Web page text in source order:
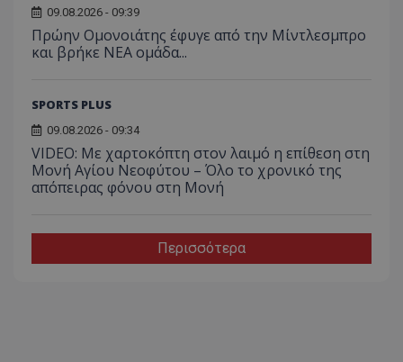
09.08.2026 - 09:39
Πρώην Ομονοιάτης έφυγε από την Μίντλεσμπρο
και βρήκε ΝΕΑ ομάδα...
SPORTS PLUS
09.08.2026 - 09:34
VIDEO: Με χαρτοκόπτη στον λαιμό η επίθεση στη
Μονή Αγίου Νεοφύτου – Όλο το χρονικό της
απόπειρας φόνου στη Μονή
Περισσότερα